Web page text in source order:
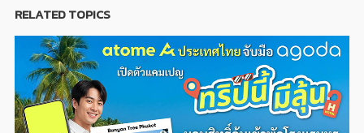
RELATED TOPICS